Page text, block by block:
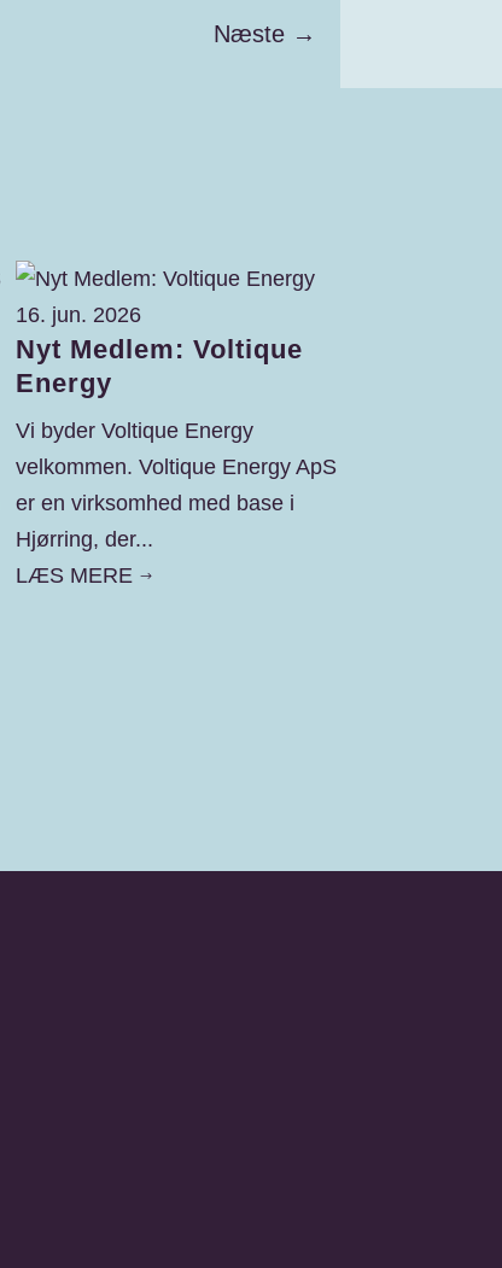
Næste→
16. jun. 2026
Nyt Medlem: Voltique
Energy
Vi byder Voltique Energy
velkommen. Voltique Energy ApS
er en virksomhed med base i
Hjørring, der...
LÆS MERE $